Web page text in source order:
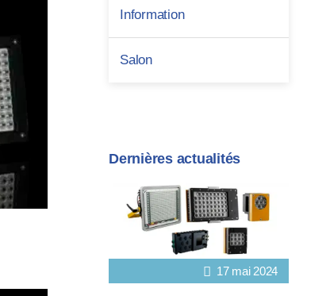
Information
Salon
Dernières actualités
17 mai 2024